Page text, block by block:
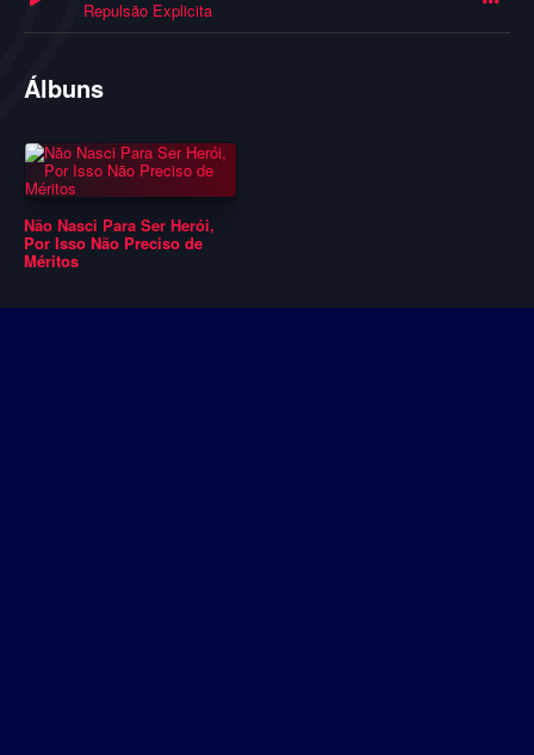
Repulsão Explicita
Álbuns
Não Nasci Para Ser Herói,
Por Isso Não Preciso de
Méritos